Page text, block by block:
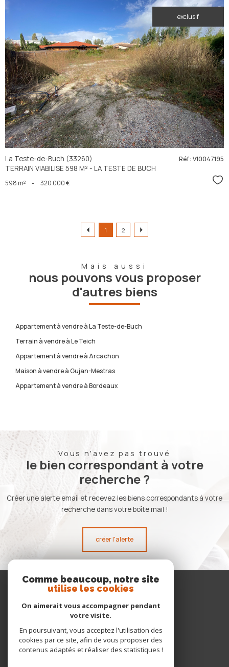
exclusif
voir le
bien
La Teste-de-Buch (33260)
TERRAIN VIABILISE 598 M² - LA TESTE DE BUCH
Réf : V10047195
598 m² - 320 000 €
1 2
Mais aussi
nous pouvons vous proposer
d'autres biens
Appartement à vendre à La Teste-de-Buch
Terrain à vendre à Le Teich
Appartement à vendre à Arcachon
Maison à vendre à Gujan-Mestras
Appartement à vendre à Bordeaux
Vous n'avez pas trouvé
le bien correspondant à votre
recherche ?
Créer une alerte email et recevez les biens correspondants à votre
recherche dans votre boîte mail !
créer l'alerte
Se
connecter
espace propriétaire
Nous
adhérons
Comme beaucoup, notre site
utilise les cookies
On aimerait vous accompagner pendant
votre visite.
En poursuivant, vous acceptez l'utilisation des
cookies par ce site, afin de vous proposer des
contenus adaptés et réaliser des statistiques !